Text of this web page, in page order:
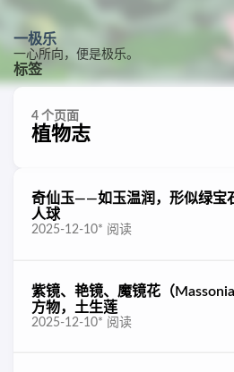
一极乐
一心所向，便是极乐。
标签
4 个页面
植物志
奇仙玉——如玉温润，形似绿宝
人球
2025-12-10* 阅读
紫镜、艳镜、魔镜花（
方物，土生莲
2025-12-10* 阅读